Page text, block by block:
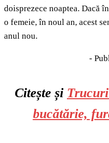
doisprezece noaptea. Dacă
o femeie, în noul an, acest
anul nou.
-
Citește și
bucătărie,